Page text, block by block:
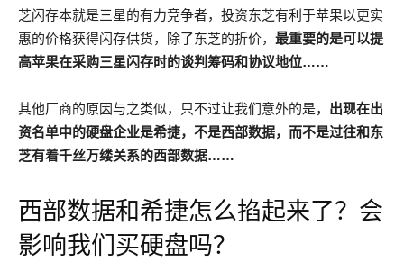
芝闪存本就是三星的有力竞争者，投资东芝有利于苹果以更实
惠的价格获得闪存供货，除了东芝的折价， 最重要的是可以提
高苹果在采购三星闪存时的谈判筹码和协议地位……
其他厂商的原因与之类似，只不过让我们意外的是， 出现在出
资名单中的硬盘企业是希捷，不是西部数据，而不是过往和东
芝有着千丝万缕关系的西部数据……
西部数据和希捷怎么掐起来了？会
影响我们买硬盘吗？